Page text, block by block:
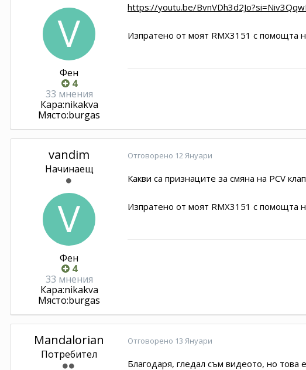
Фен
4
33 мнения
Кара:nikakva
Място:burgas
https://youtu.be/
Изпратено от моят RMX3151 с помощта
vandim
Начинаещ
Фен
4
33 мнения
Кара:nikakva
Място:burgas
Отговорено 12 Януари
Какви са признаците за смяна на PCV
Изпратено от моят RMX3151 с помощта
Mandalorian
Потребител
Отговорено 13 Януари
Благодаря, гледал съм видеото, но